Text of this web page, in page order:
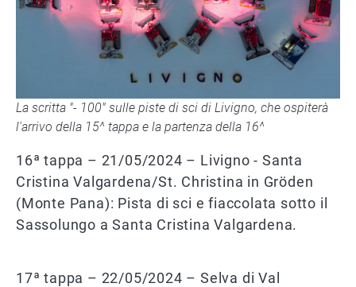
La scritta "- 100" sulle piste di sci di Livigno, che ospiterà
l'arrivo della 15^ tappa e la partenza della 16^
16ª tappa – 21/05/2024 – Livigno - Santa
Cristina Valgardena/St. Christina in Gröden
(Monte Pana): Pista di sci e fiaccolata sotto il
Sassolungo a Santa Cristina Valgardena.
17ª tappa – 22/05/2024 – Selva di Val